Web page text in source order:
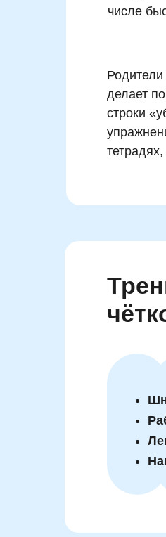
числе
делает
строки